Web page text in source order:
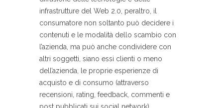
infrastrutture del Web 2.0, peraltro, il
consumatore non soltanto può decidere i
contenuti e le modalità dello scambio con
l’azienda, ma può anche condividere con
altri soggetti, siano essi clienti o meno
dell’azienda, le proprie esperienze di
acquisto e di consumo (attraverso
recensioni, rating, feedback, commenti e